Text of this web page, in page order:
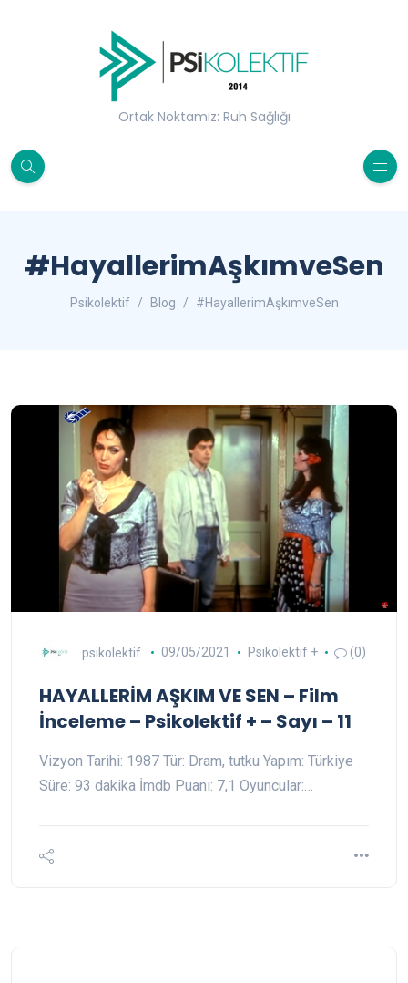
Ortak Noktamız: Ruh Sağlığı
#HayallerimAşkımveSen
Psikolektif Blog #HayallerimAşkımveSen
psikolektif 09/05/2021 Psikolektif + (0)
HAYALLERİM AŞKIM VE SEN – Film
İnceleme – Psikolektif + – Sayı – 11
Vizyon Tarihi: 1987 Tür: Dram, tutku Yapım: Türkiye
Süre: 93 dakika İmdb Puanı: 7,1 Oyuncular:…